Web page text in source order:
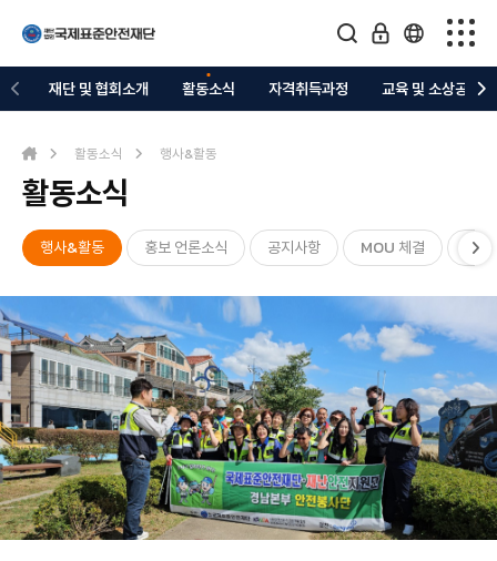
재단 및 협회소개 활동소식 자격취득과정 교육 및 소상공지원
재단 및 협회소개
교육 및 소상공지원
의료복지 지정업체
관련협회/커뮤니티
활동소식 행사&활동
활동소식
행사&활동 홍보 언론소식 공지사항 MOU 체결 자